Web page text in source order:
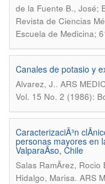
de la Fuente B., José;
Revista de Ciencias
Escuela de Medicina;
Canales de potasio y
Alvarez, J.. ARS
Vol. 15 No. 2 (1986):
CaracterizaciÃ³n
personas mayores en
ValparaÃ­so, Chile
Salas RamÃ­rez, Rocio
Hidalgo, Marisa. ARS